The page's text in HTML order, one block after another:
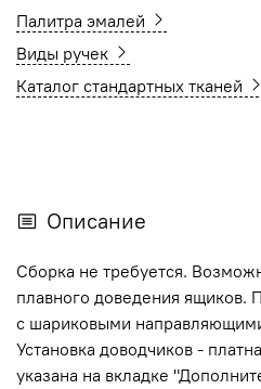
Палитра эмалей
Виды ручек
Каталог стандартных тканей
Описание
Сборка не требуется.
плавного доведения ящиков.
с шариковыми
Установка доводчиков -
указана на вкладке